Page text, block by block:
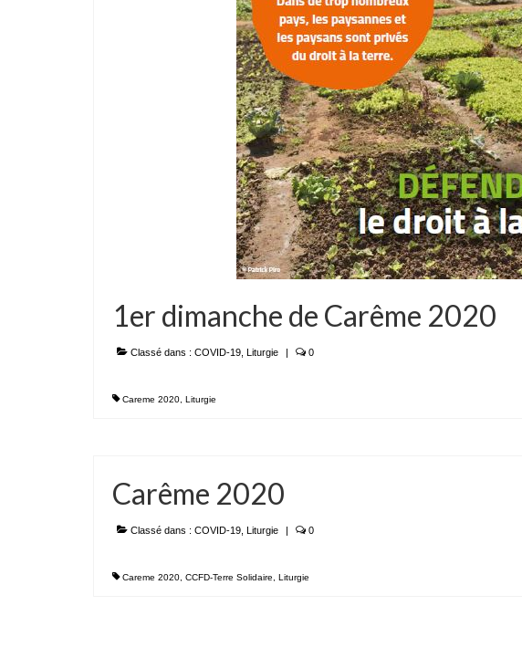
1er dimanche de Carême 2020
Classé dans : COVID-19 Liturgie | 0
Careme 2020 Liturgie
Carême 2020
Classé dans : COVID-19 Liturgie | 0
Careme 2020 CCFD-Terre Solidaire Liturgie